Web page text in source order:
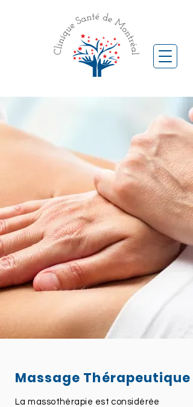
Massage Thérapeutique
La massothérapie est considérée